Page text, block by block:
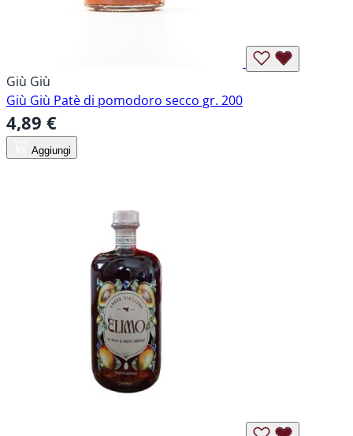
Giù Giù
Giù Giù Patè di pomodoro secco gr. 200
4,89 €
Aggiungi